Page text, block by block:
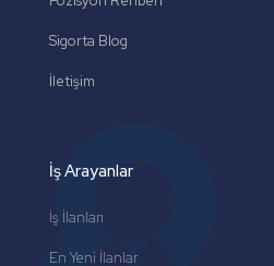
Sigorta Blog
İletişim
İş Arayanlar
İş İlanları
En Yeni İlanlar